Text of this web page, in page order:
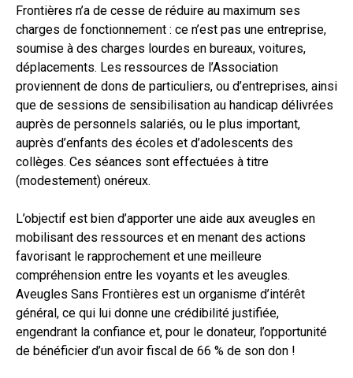
Frontières n’a de cesse de réduire au maximum ses
charges de fonctionnement : ce n’est pas une entreprise,
soumise à des charges lourdes en bureaux, voitures,
déplacements. Les ressources de l’Association
proviennent de dons de particuliers, ou d’entreprises, ainsi
que de sessions de sensibilisation au handicap délivrées
auprès de personnels salariés, ou le plus important,
auprès d’enfants des écoles et d’adolescents des
collèges. Ces séances sont effectuées à titre
(modestement) onéreux.
L’objectif est bien d’apporter une aide aux aveugles en
mobilisant des ressources et en menant des actions
favorisant le rapprochement et une meilleure
compréhension entre les voyants et les aveugles.
Aveugles Sans Frontières est un organisme d’intérêt
général, ce qui lui donne une crédibilité justifiée,
engendrant la confiance et, pour le donateur, l’opportunité
de bénéficier d’un avoir fiscal de 66 % de son don !